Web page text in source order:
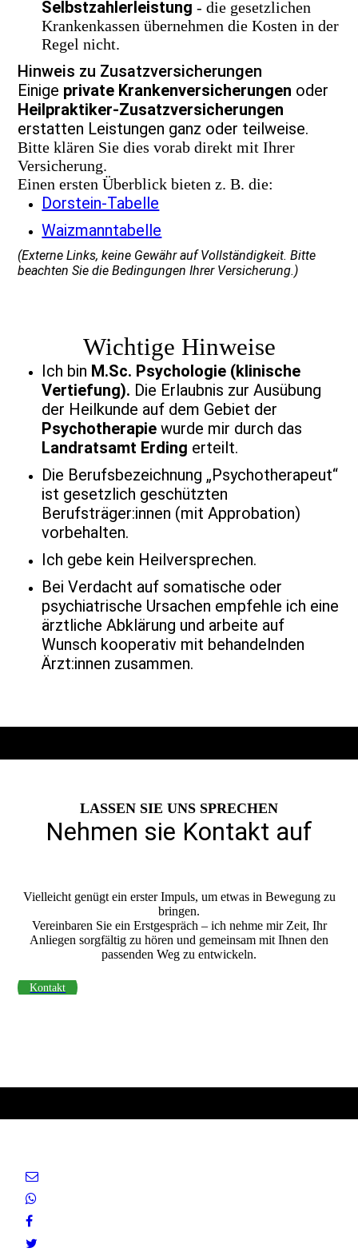
Selbstzahlerleistung - die gesetzlichen
Krankenkassen übernehmen die Kosten in der
Regel nicht.
Hinweis zu Zusatzversicherungen
Einige private Krankenversicherungen oder
Heilpraktiker-Zusatzversicherungen
erstatten Leistungen ganz oder teilweise.
Bitte klären Sie dies vorab direkt mit Ihrer
Versicherung.
Einen ersten Überblick bieten z. B. die:
Dorstein-Tabelle
Waizmanntabelle
(Externe Links, keine Gewähr auf Vollständigkeit. Bitte
beachten Sie die Bedingungen Ihrer Versicherung.)
Wichtige Hinweise
Ich bin M.Sc. Psychologie (klinische
Vertiefung). Die Erlaubnis zur Ausübung
der Heilkunde auf dem Gebiet der
Psychotherapie wurde mir durch das
Landratsamt Erding erteilt.
Die Berufsbezeichnung „Psychotherapeut“
ist gesetzlich geschützten
Berufsträger:innen (mit Approbation)
vorbehalten.
Ich gebe kein Heilversprechen.
Bei Verdacht auf somatische oder
psychiatrische Ursachen empfehle ich eine
ärztliche Abklärung und arbeite auf
Wunsch kooperativ mit behandelnden
Ärzt:innen zusammen.
LASSEN SIE UNS SPRECHEN
Nehmen sie Kontakt auf
Vielleicht genügt ein erster Impuls, um etwas in Bewegung zu
bringen.
Vereinbaren Sie ein Erstgespräch – ich nehme mir Zeit, Ihr
Anliegen sorgfältig zu hören und gemeinsam mit Ihnen den
passenden Weg zu entwickeln.
Kontakt